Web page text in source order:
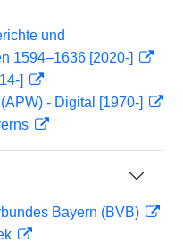
und
1594–1636 [2020-]
]
- Digital [1970-]
Bayern (BVB)